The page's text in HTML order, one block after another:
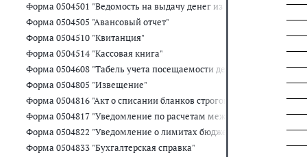
Форма 0504501 "Ведомость на выдачу денег из кассы
Форма 0504505 "Авансовый отчет"
Форма 0504510 "Квитанция"
Форма 0504514 "Кассовая книга"
Форма 0504608 "Табель учета посещаемости детей"
Форма 0504805 "Извещение"
Форма 0504816 "Акт о списании бланков строгой отчетности"
Форма 0504817 "Уведомление по расчетам между бюджетами"
Форма 0504822 "Уведомление о лимитах бюджетных
Форма 0504833 "Бухгалтерская справка"